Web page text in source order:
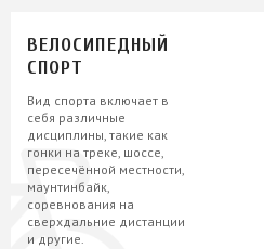
ВЕЛОСИПЕДНЫЙ
СПОРТ
Вид спорта включает в
себя различные
дисциплины, такие как
гонки на треке, шоссе,
пересечённой местности,
маунтинбайк,
соревнования на
сверхдальние дистанции
и другие.